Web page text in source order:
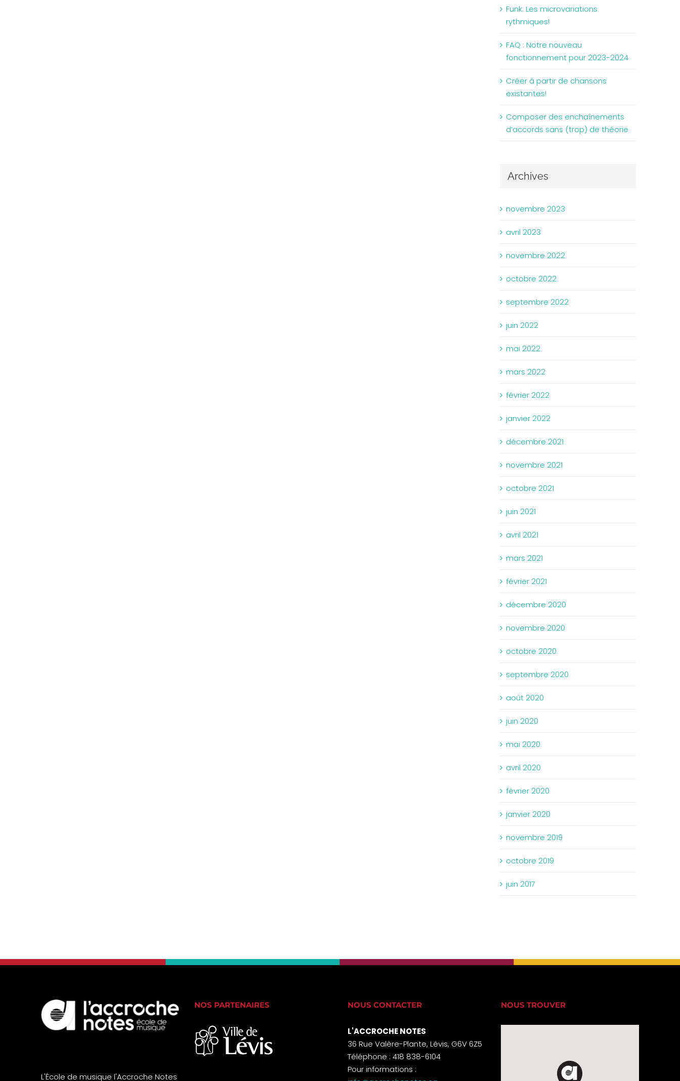
Funk: Les microvariations
rythmiques!
FAQ : Notre nouveau
fonctionnement pour 2023-2024
Créer à partir de chansons
existantes!
Composer des enchaînements
d’accords sans (trop) de théorie
Archives
novembre 2023
avril 2023
novembre 2022
octobre 2022
septembre 2022
juin 2022
mai 2022
mars 2022
février 2022
janvier 2022
décembre 2021
novembre 2021
octobre 2021
juin 2021
avril 2021
mars 2021
février 2021
décembre 2020
novembre 2020
octobre 2020
septembre 2020
août 2020
juin 2020
mai 2020
avril 2020
février 2020
janvier 2020
novembre 2019
octobre 2019
juin 2017
L'École de musique l'Accroche Notes
NOS PARTENAIRES NOUS CONTACTER
L'ACCROCHE NOTES
36 Rue Valère-Plante, Lévis, G6V 6Z5
Téléphone : 418 838-6104
Pour informations :
NOUS TROUVER